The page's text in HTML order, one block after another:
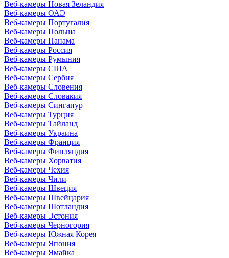
Веб-камеры Новая Зеландия
Веб-камеры ОАЭ
Веб-камеры Португалия
Веб-камеры Польша
Веб-камеры Панама
Веб-камеры Россия
Веб-камеры Румыния
Веб-камеры США
Веб-камеры Сербия
Веб-камеры Словения
Веб-камеры Словакия
Веб-камеры Сингапур
Веб-камеры Турция
Веб-камеры Тайланд
Веб-камеры Украина
Веб-камеры Франция
Веб-камеры Финляндия
Веб-камеры Хорватия
Веб-камеры Чехия
Веб-камеры Чили
Веб-камеры Швеция
Веб-камеры Швейцария
Веб-камеры Шотландия
Веб-камеры Эстония
Веб-камеры Черногория
Веб-камеры Южная Корея
Веб-камеры Япония
Веб-камеры Ямайка